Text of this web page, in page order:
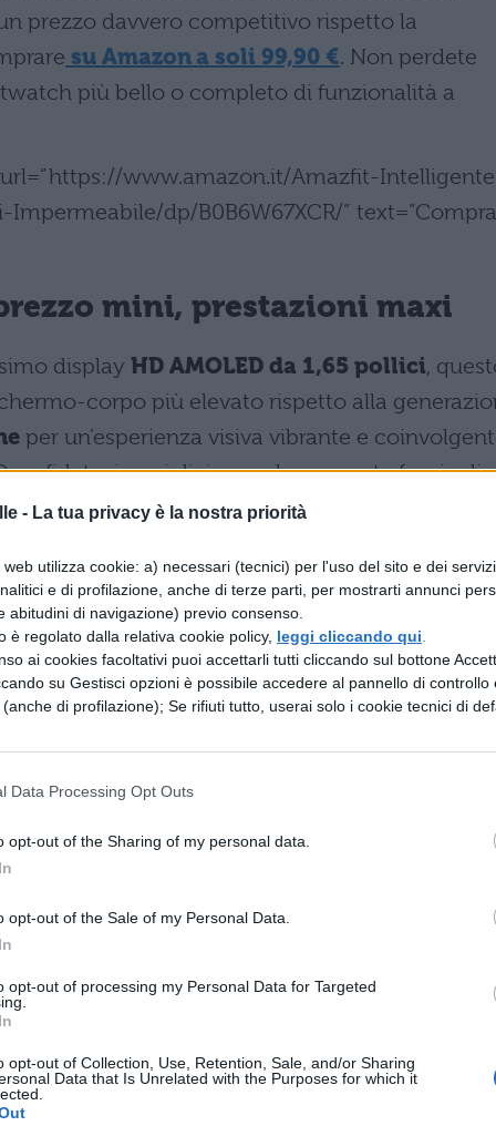
- La tua privacy è la nostra priorità
utilizza cookie: a) necessari (tecnici) per l'uso del sito e dei
e di profilazione, anche di terze parti, per mostrarti annunci
abitudini di navigazione) previo consenso.
è regolato dalla relativa cookie policy, leggi cliccando qui
ai cookies facoltativi puoi accettarli tutti cliccando sul bottone
su Gestisci opzioni è possibile accedere al pannello di controllo
di profilazione); Se rifiuti tutto, userai solo i cookie tecnici di
Data Processing Opt Outs
opt-out of the Sharing of my personal data.
opt-out of the Sale of my Personal Data.
opt-out of processing my Personal Data for Targeted
opt-out of Collection, Use, Retention, Sale, and/or Sharing
Data that Is Unrelated with the Purposes for which it
prezzo davvero competitivo rispetto la
su Amazon a soli 99,90 €. Non perdete
più bello o completo di funzionalità a
www.amazon.it/Amazfit-
dp/B0B6W67XCR/”
mini, prestazioni maxi
display HD AMOLED da 1,65 pollici,
corpo più elevato rispetto alla
per un’esperienza visiva vibrante e
e fidatevi se vi diciamo che a questa fascia di
così.
la saturazione di ossigeno nel sangue e il
oppure li potete testare facilmente tutti
tocco sul display. Il
di stress. Può tenere traccia dei dati sportivi
soddisfare le vostre esigenze, qualunque sia lo
ai vostri allenamenti preferiti,